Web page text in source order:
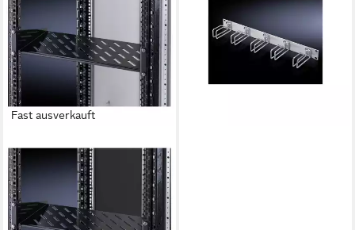
Fast ausverkauft
RITTAL
Netzwerkschrank
Geräteboden Festeinbau 2 HE
400 mm 5501.625,
Festeinbau
Rangierpanel 1HE
m.5xMetallbügel DK 7257.035
ab 45,56 €
lieferbar - in 2-3 Werktagen bei dir